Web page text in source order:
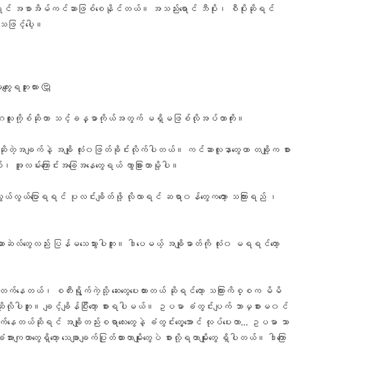
ဆိုရင် အစာအိမ်ကင်ဆာဖြစ်စေနိုင်တယ်။ အသည်းရောင် ဘီပိုး၊ စီပိုးဆိုရင်
ြင့်ပေါ့။
ဘူးလား 🤔
ာ့ ဂလူးကို့စ်ဆိုတာ သင့်ခန္ဓာကိုယ်အတွက် မရှိမဖြစ်လိုအပ်တာကိုး။
အချက်နဲ့ အချို လုံး၀ဖြတ်ခိုင်းလိုက်ပါတယ်။ ကင်ဆာလူနာတွေဟာ တချို့က စား
ကြောင်းအခြေအနေတွေရယ် ကွာခြားတာမို့ပါ။
… လွယ်လွယ်ပြောရရင် ပုလင်းချိတ်ဖို့ လိုလာရင် ဆရာ၀န်တွေကတောာ့ သကြားရည် ၊
လ်တွေလည်း ပြန်မသေသွားပါဘူး။ ဒါပေမယ့် အချိုဓာတ်ကို လုံး၀ မရရင်တော့
ျိုတက်နေတယ်၊ စတီးရွိုက်ကဲ့သို့ ဆေးတွေပေးထားတယ် ဆိုရင်တော့ သကြားကိစ္စက မိမိ
ဘူး။ ချင့်ချိန်ပြီးတော့ စားရပါမယ်။ ဥပမာ ခံတွင်းပျက် ဘာမှစားမ၀င်
ျက်နေတယ်ဆိုရင် အချိုတည်းစရာလေးတွေနဲ့ ခံတွင်းတွေ့အောင် လုပ်ပေးတာ… ဥပမာ သာ
ာတွေရှိတော့ သေချာချက်ပြုတ်ထားတာမျိုးတွေပဲ စားလို့ရတာမျိုးတွေ ရှိပါတယ်။ ဒါကြော